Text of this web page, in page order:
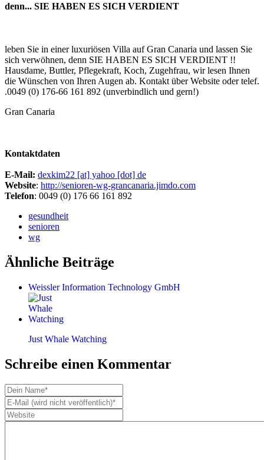
denn... SIE HABEN ES SICH VERDIENT
leben Sie in einer luxuriösen Villa auf Gran Canaria und lassen Sie
sich verwöhnen, denn SIE HABEN ES SICH VERDIENT !!
Hausdame, Buttler, Pflegekraft, Koch, Zugehfrau, wir lesen Ihnen
die Wünschen von Ihren Augen ab. Kontakt über Website oder telef.
.0049 (0) 176-66 161 892 (unverbindlich und gern!)
Gran Canaria
Kontaktdaten
E-Mail: dexkim22 [at] yahoo [dot] de
Website: http://senioren-wg-grancanaria.jimdo.com
Telefon: 0049 (0) 176 66 161 892
gesundheit
senioren
wg
Ähnliche Beiträge
Weissler Information Technology GmbH
Just Whale Watching
Schreibe einen Kommentar